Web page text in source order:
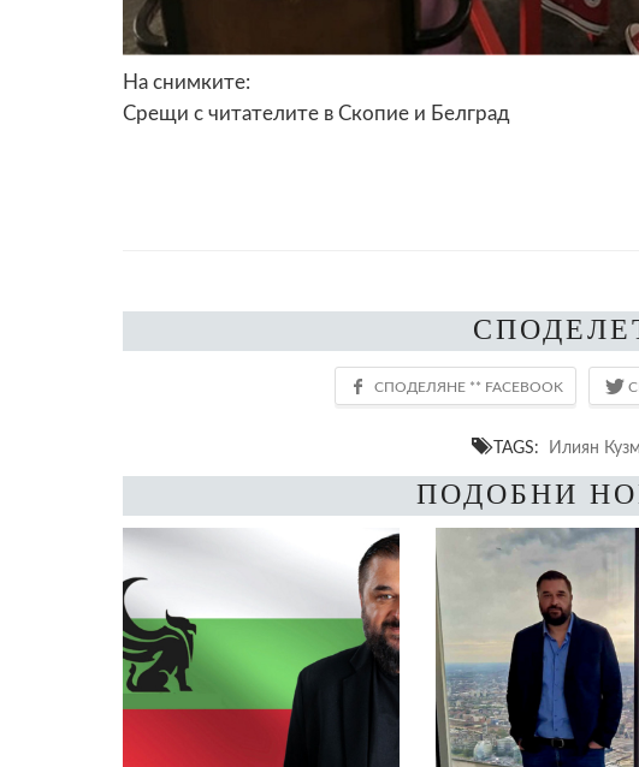
На снимките:
Срещи с читателите в Скопие и Белград
TAGS: Илиян
ПОДОБНИ